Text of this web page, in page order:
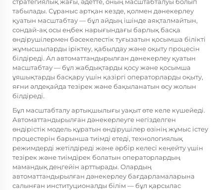
табылады. Сұраныс артқан кезде, қолмен дәнекерлеу
қуатын масштабтау — бұл айдың ішінде аяқталмайтын,
сондай-ақ осы еңбек нарығындағы барлық басқа
өндірушілермен бәсекелестік туғызатын қосымша білікті
жұмысшыларды іріктеу, қабылдау және оқыту процесін
білдіреді. Ал автоматтандырылған дәнекерлеу қуатын
масштабтау — бұл жабдықтарды қосу және қосымша
ұяшықтарды басқару үшін қазіргі операторларды оқыту,
яғни әлдеқайда тезірек және бақыланатын өсу жолын
білдіреді.
Бұл масштабталу артықшылығы уақыт өте келе күшейеді.
Автоматтандырылған дәнекерлеуге негізделген
өндірістік модель құратын өндірушілер өзінің жұмыс істеу
процестерін барынша тиімді етеді, технологиялық
режимдерді жетілдіреді және әрбір келесі кеңейту үшін
тезірек және тиімдірек болатын операторлардың
мамандық деңгейін арттырады. Олардың
автоматтандырылған дәнекерлеу бағдарламаларына
салынған институционалды білім — бұл қарсылас